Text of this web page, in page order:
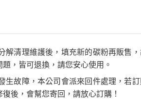
解清理維護後，填充新的碳粉再販售
，皆可退換，請您安心使用。
故障，本公司會派來回件處理，若
後，會幫您寄回，請放心訂購！